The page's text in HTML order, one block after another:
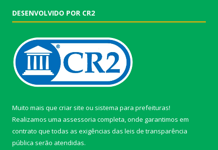
DESENVOLVIDO POR CR2
Muito mais que criar site ou sistema para prefeituras!
Realizamos uma assessoria completa, onde garantimos em
contrato que todas as exigências das leis de transparência
pública serão atendidas.